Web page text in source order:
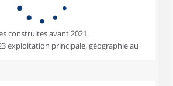
construites avant 2021.
exploitation principale, géographie au